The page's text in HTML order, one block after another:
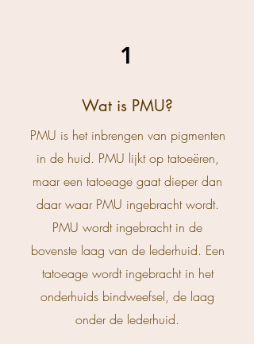
1
Wat is PMU?
PMU is het inbrengen van pigmenten
in de huid. PMU lijktop tatoeëren,
maar een tatoeage gaat dieper dan
daar waar PMU ingebracht wordt.
PMU wordt ingebracht in de
bovenste laag van de lederhuid. Een
tatoeage wordt ingebracht in het
onderhuids bindweefsel, de laag
onder de lederhuid.